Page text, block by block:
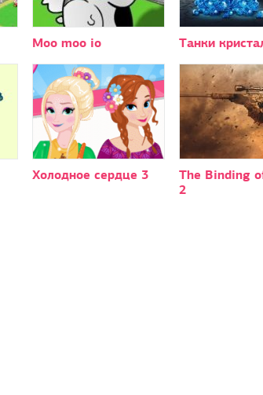
Moo moo io Танки
Холодное сердце 3
The Binding
2